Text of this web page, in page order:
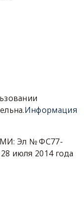
Информация
Эл № ФС77-
июля 2014 года